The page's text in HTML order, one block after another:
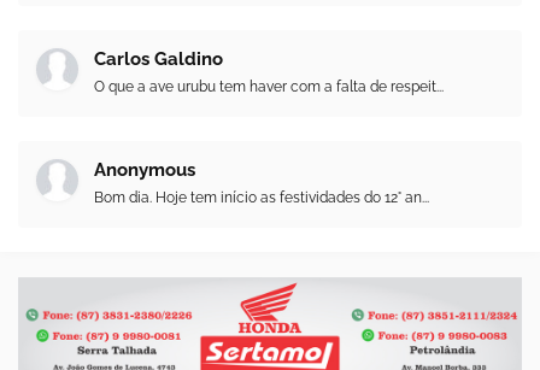
Carlos Galdino
O que a ave urubu tem haver com a falta de respeit...
Anonymous
Bom dia. Hoje tem início as festividades do 12° an...